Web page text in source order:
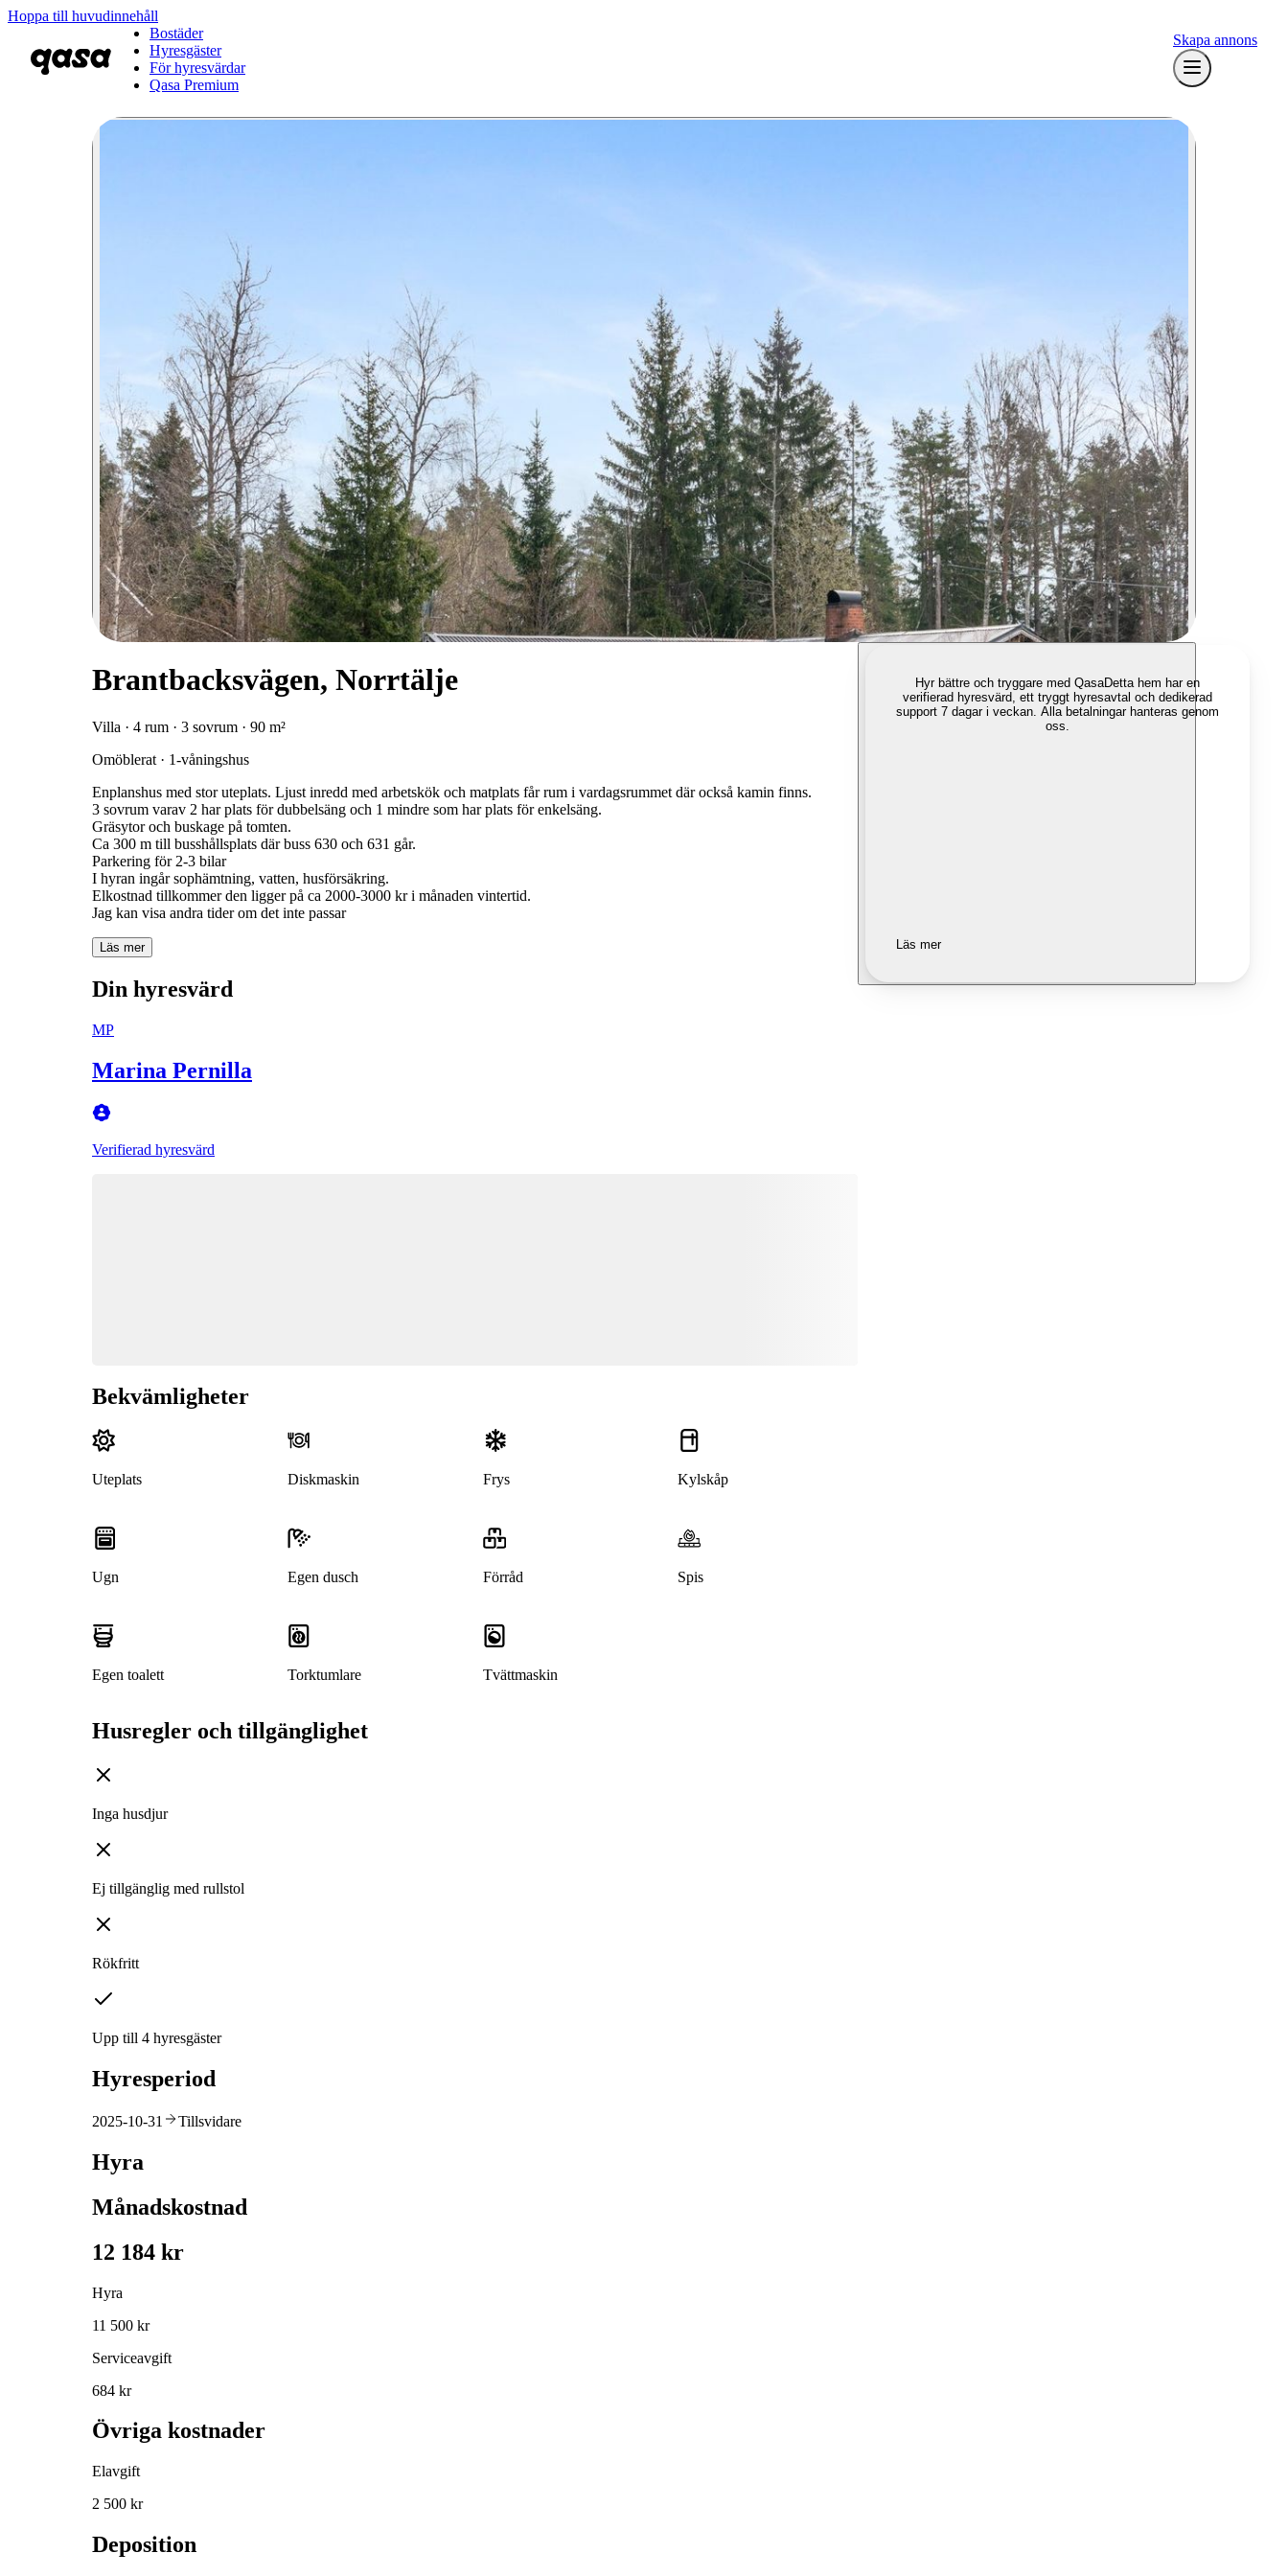
Hoppa till huvudinnehåll
Bostäder
Hyresgäster
För hyresvärdar
Qasa Premium
Skapa annons
Brantbacksvägen, Norrtälje
Villa · 4 rum · 3 sovrum · 90 m²
Omöblerat · 1-våningshus
Enplanshus med stor uteplats. Ljust inredd med arbetskök och matplats får rum i vardagsrummet där också kamin finns.
3 sovrum varav 2 har plats för dubbelsäng och 1 mindre som har plats för enkelsäng.
Gräsytor och buskage på tomten.
Ca 300 m till busshållsplats där buss 630 och 631 går.
Parkering för 2-3 bilar
I hyran ingår sophämtning, vatten, husförsäkring.
Elkostnad tillkommer den ligger på ca 2000-3000 kr i månaden vintertid.
Jag kan visa andra tider om det inte passar
Läs mer
Din hyresvärd
MP
Marina Pernilla
Verifierad hyresvärd
Bekvämligheter
Uteplats Diskmaskin Frys Kylskåp
Ugn Egen dusch Förråd Spis
Egen toalett Torktumlare Tvättmaskin
Husregler och tillgänglighet
Inga husdjur
Ej tillgänglig med rullstol
Rökfritt
Upp till 4 hyresgäster
Hyresperiod
2025-10-31 Tillsvidare
Hyra
Månadskostnad
12 184 kr
Hyra
11 500 kr
Serviceavgift
684 kr
Övriga kostnader
Elavgift
2 500 kr
Deposition
Hyr bättre och tryggare med QasaDetta hem har en
verifierad hyresvärd, ett tryggt hyresavtal och dedikerad
support 7 dagar i veckan. Alla betalningar hanteras genom
oss.
Läs mer